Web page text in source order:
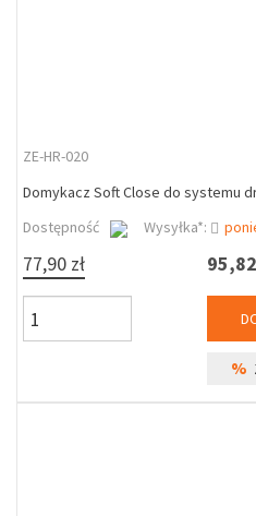
ZE-HR-020
Domykacz Soft Close do systemu
Dostępność
Wysyłka*:
77,90 zł
%